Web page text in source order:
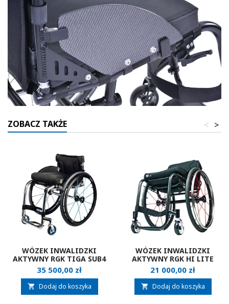
ZOBACZ TAKŻE >
<
WÓZEK INWALIDZKI
AKTYWNY RGK TIGA SUB4
Cena
35 500,00 zł
 Dodaj do koszyka
WÓZEK INWALIDZKI
AKTYWNY RGK HI LITE
Cena
21 000,00 zł
 Dodaj do koszyka